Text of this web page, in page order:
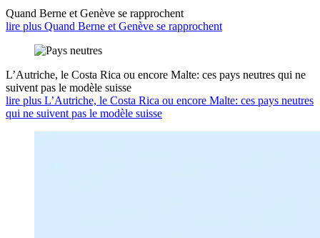
Quand Berne et Genève se rapprochent
lire plus Quand Berne et Genève se rapprochent
L’Autriche, le Costa Rica ou encore Malte: ces pays neutres qui ne
suivent pas le modèle suisse
lire plus L’Autriche, le Costa Rica ou encore Malte: ces pays neutres
qui ne suivent pas le modèle suisse